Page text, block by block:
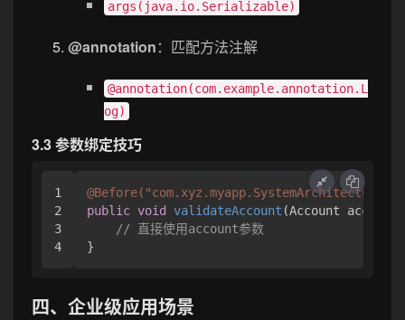
args(java.io.Serializable)
@annotation：匹配方法注解
@annotation(com.example.annotation.L
og)
3.3 参数绑定技巧
1
2
3
public void validateAccount (Account account)
// 直接使用account参数
四、企业级应用场景